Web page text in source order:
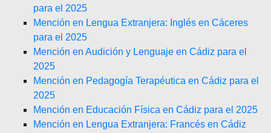
para el 2025
Mención en Lengua Extranjera: Inglés en Cáceres
para el 2025
Mención en Audición y Lenguaje en Cádiz para el
2025
Mención en Pedagogía Terapéutica en Cádiz para el
2025
Mención en Educación Física en Cádiz para el 2025
Mención en Lengua Extranjera: Francés en Cádiz